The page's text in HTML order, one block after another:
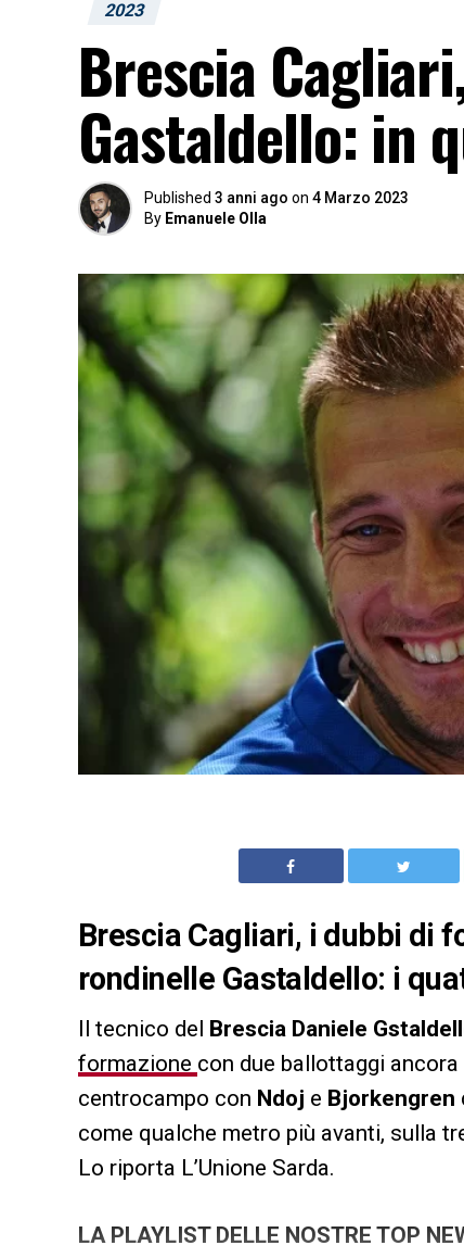
2023
Brescia
Gastaldello: in
Published 3 anni ago on 4 Marzo 2023
By Emanuele Olla
Brescia Cagliari, i dubbi di
rondinelle Gastaldello: i
Il tecnico del Brescia Daniele
formazione con due ballottaggi
centrocampo con Ndoj e Bjorkengren
come qualche metro più avanti, sulla
Lo riporta L’Unione Sarda.
LA PLAYLIST DELLE NOSTRE TOP